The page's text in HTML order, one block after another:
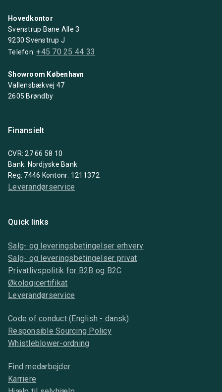
Hovedkontor
Svenstrup Bane Alle 3
9230 Svenstrup J
Telefon:+45 70 25 44 33
Showroom København
Vallensbækvej 47
2605 Brøndby
Finansielt
CVR: 27 66 58 10
Bank: Nordjyske Bank
Reg: 7446 Kontonr: 1211372
Leverandørservice
Quick links
Salg- og leveringsbetingelser erhverv
Salg- og leveringsbetingelser privat
Privatlivspolitik for B2B og B2C
Økologicertifikat
Leverandørservice
Code of conduct (English - dansk)
Responsible Sourcing Policy
Whistleblower-ordning
Find medarbejder
Karriere